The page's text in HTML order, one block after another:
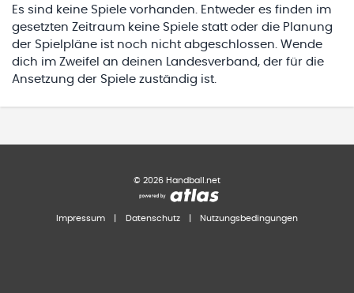
Es sind keine Spiele vorhanden. Entweder es finden im
gesetzten Zeitraum keine Spiele statt oder die Planung
der Spielpläne ist noch nicht abgeschlossen. Wende
dich im Zweifel an deinen Landesverband, der für die
Ansetzung der Spiele zuständig ist.
© 2026 Handball.net
Impressum Datenschutz Nutzungsbedingungen